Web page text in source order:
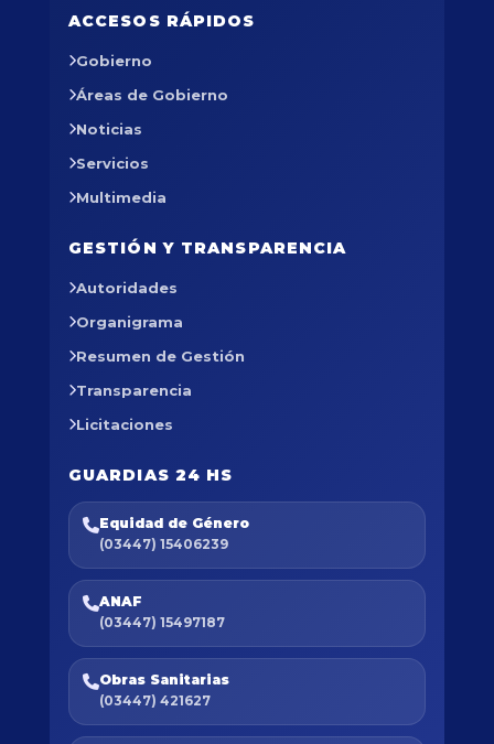
ACCESOS RÁPIDOS
Gobierno
Áreas de Gobierno
Noticias
Servicios
Multimedia
GESTIÓN Y TRANSPARENCIA
Autoridades
Organigrama
Resumen de Gestión
Transparencia
Licitaciones
GUARDIAS 24 HS
Equidad de Género
(03447) 15406239
ANAF
(03447) 15497187
Obras Sanitarias
(03447) 421627